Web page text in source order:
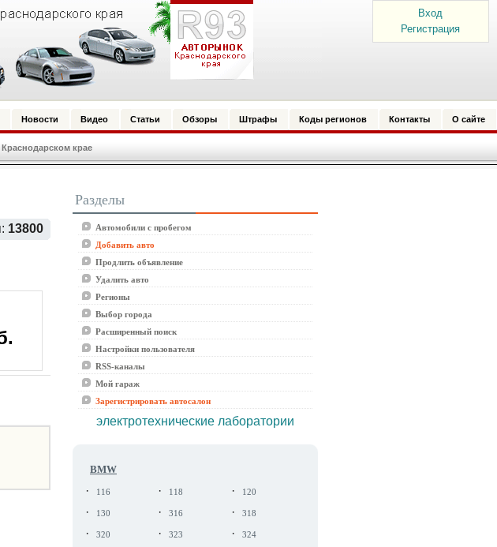
Вход
Регистрация
Новости Видео Статьи Обзоры Штрафы Коды регионов Контакты О сайте
крае
13800
Разделы
Автомобили с пробегом
Добавить авто
Продлить объявление
Удалить авто
Регионы
Выбор города
Расширенный поиск
Настройки пользователя
RSS-каналы
Мой гараж
Зарегистрировать автосалон
электротехнические лаборатории
BMW
· 116 · 118 · 120
· 130 · 316 · 318
· 320 · 323 · 324